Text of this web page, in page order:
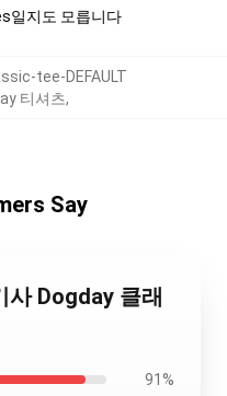
일지도 모릅니다
tee-DEFAULT
티셔츠,
Say
Dogday 클래
91%